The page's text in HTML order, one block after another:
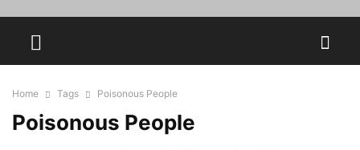
Home Tags Poisonous People
Poisonous People